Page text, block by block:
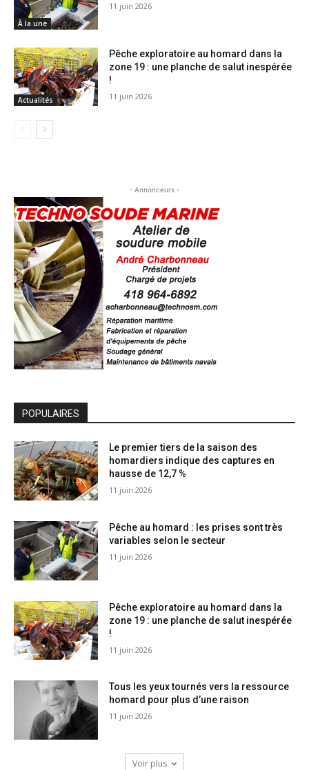
À la une
11 juin 2026
Actualités
Pêche exploratoire au homard dans la
zone 19 : une planche de salut inespérée
!
11 juin 2026
- Annonceurs -
POPULAIRES
Le premier tiers de la saison des
homardiers indique des captures en
hausse de 12,7 %
11 juin 2026
Pêche au homard : les prises sont très
variables selon le secteur
11 juin 2026
Pêche exploratoire au homard dans la
zone 19 : une planche de salut inespérée
!
11 juin 2026
Tous les yeux tournés vers la ressource
homard pour plus d’une raison
11 juin 2026
Voir plus